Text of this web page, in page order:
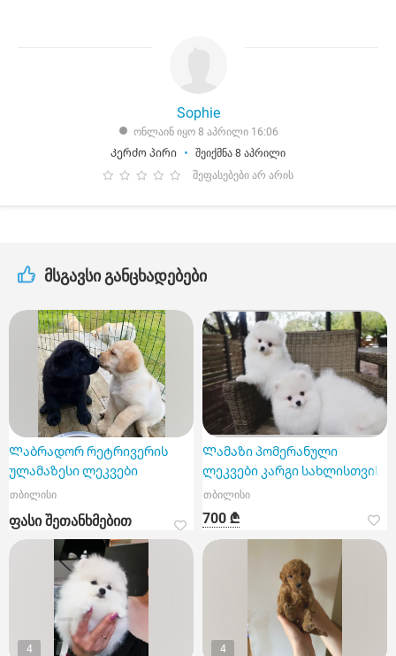
Sophie
ონლაინ იყო 8 აპრილი 16:06
Კერძო პირი
შეიქმნა 8 აპრილი
შეფასებები არ არის
მსგავსი განცხადებები
Ლაბრადორ რეტრივერის
ულამაზესი ლეკვები
თბილისი
ფასი შეთანხმებით
Ლამაზი პომერანული
ლეკვები კარგი სახლისთვის
თბილისი
700 ₾
4 4